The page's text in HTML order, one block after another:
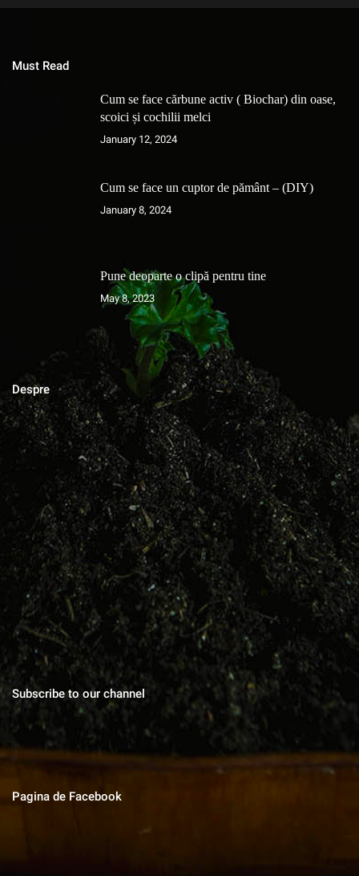
Must Read
Cum se face cărbune activ ( Biochar) din oase,
scoici și cochilii melci
January 12, 2024
Cum se face un cuptor de pământ – (DIY)
January 8, 2024
Pune deoparte o clipă pentru tine
May 8, 2023
Despre
MAGAZINUL DE ACASA
Blog cu zeci de sfaturi pentru grădinărit bio, rețete pentru toate
gusturile, povești de viata, trucuri în gospodărie, cuvinte pentru
suflet.
Subscribe to our channel
Pagina de Facebook